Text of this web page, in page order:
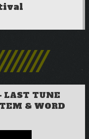
LAST TUNE
& WORD